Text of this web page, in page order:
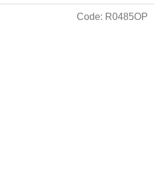
Code: R0485OP